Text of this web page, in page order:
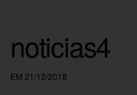
noticias4
EM 21/12/2018